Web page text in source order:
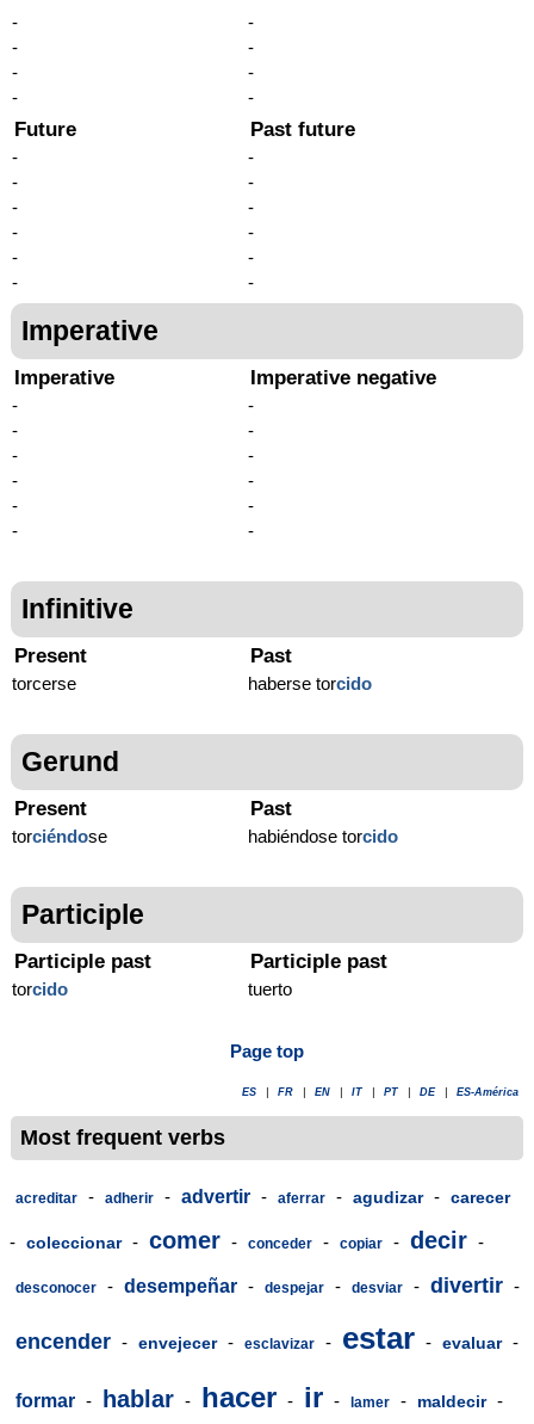
-
-
-
-
-
-
-
-
Future
-
-
-
-
-
-
Past future
-
-
-
-
-
-
Imperative
Imperative
-
-
-
-
-
-
Imperative negative
-
-
-
-
-
-
Infinitive
Present
torcerse
Past
haberse torcido
Gerund
Present
torciéndose
Past
habiéndose torcido
Participle
Participle past
torcido
Participle past
tuerto
Page top
ES FR EN IT PT DE ES-América
Most frequent verbs
acreditar - adherir - advertir - aferrar - agudizar - carecer
- coleccionar - comer - conceder - copiar - decir -
desconocer - desempeñar - despejar - desviar - divertir -
encender - envejecer - esclavizar - estar - evaluar -
formar - hablar - hacer - ir - lamer - maldecir -